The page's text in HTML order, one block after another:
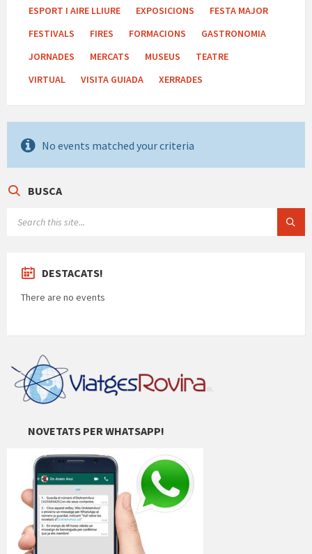
ESPORT I AIRE LLIURE
EXPOSICIONS
FESTA MAJOR
FESTIVALS
FIRES FORMACIONS
GASTRONOMIA
JORNADES
MERCATS MUSEUS
TEATRE
VIRTUAL
VISITA GUIADA XERRADES
No events matched your criteria
BUSCA
DESTACATS!
There are no events
NOVETATS PER WHATSAPP!